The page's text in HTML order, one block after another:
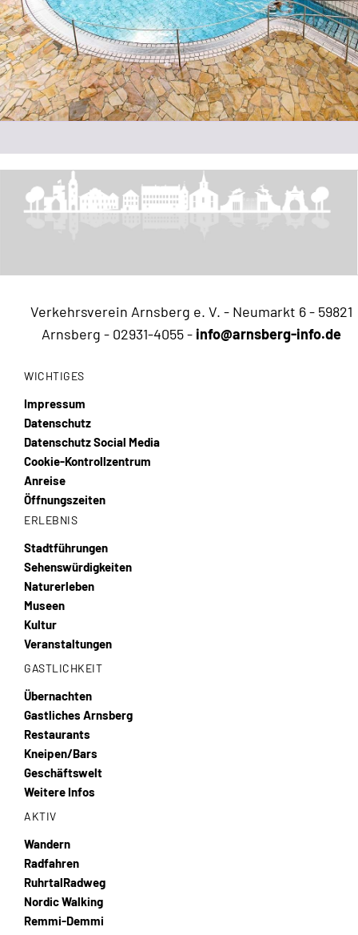
Verkehrsverein Arnsberg e. V. - Neumarkt 6 - 59821
Arnsberg - 02931-4055- info@arnsberg-info.de
WICHTIGES
Impressum
Datenschutz
Datenschutz Social Media
Cookie-Kontrollzentrum
Anreise
Öffnungszeiten
ERLEBNIS
Stadtführungen
Sehenswürdigkeiten
Naturerleben
Museen
Kultur
Veranstaltungen
GASTLICHKEIT
Übernachten
Gastliches Arnsberg
Restaurants
Kneipen/Bars
Geschäftswelt
Weitere Infos
AKTIV
Wandern
Radfahren
RuhrtalRadweg
Nordic Walking
Remmi-Demmi